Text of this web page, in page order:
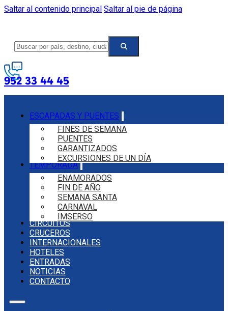
Saltar al contenido principal Saltar al pie de página
952 33 44 45
ESCAPADAS Y PUENTES
FINES DE SEMANA
PUENTES
GARANTIZADOS
EXCURSIONES DE UN DÍA
TEMPORADA
ENAMORADOS
FIN DE AÑO
SEMANA SANTA
CARNAVAL
IMSERSO
CIRCUITOS
CRUCEROS
INTERNACIONALES
HOTELES
ENTRADAS
NOTICIAS
CONTACTO